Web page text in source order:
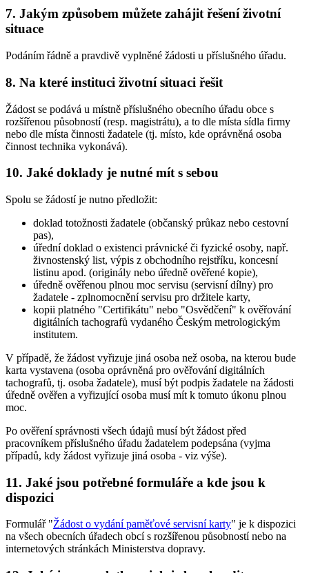
7. Jakým způsobem můžete zahájit řešení životní
situace
Podáním řádně a pravdivě vyplněné žádosti u příslušného úřadu.
8. Na které instituci životní situaci řešit
Žádost se podává u místně příslušného obecního úřadu obce s
rozšířenou působností (resp. magistrátu), a to dle místa sídla firmy
nebo dle místa činnosti žadatele (tj. místo, kde oprávněná osoba
činnost technika vykonává).
10. Jaké doklady je nutné mít s sebou
Spolu se žádostí je nutno předložit:
doklad totožnosti žadatele (občanský průkaz nebo cestovní
pas),
úřední doklad o existenci právnické či fyzické osoby, např.
živnostenský list, výpis z obchodního rejstříku, koncesní
listinu apod. (originály nebo úředně ověřené kopie),
úředně ověřenou plnou moc servisu (servisní dílny) pro
žadatele - zplnomocnění servisu pro držitele karty,
kopii platného "Certifikátu" nebo "Osvědčení" k ověřování
digitálních tachografů vydaného Českým metrologickým
institutem.
V případě, že žádost vyřizuje jiná osoba než osoba, na kterou bude
karta vystavena (osoba oprávněná pro ověřování digitálních
tachografů, tj. osoba žadatele), musí být podpis žadatele na žádosti
úředně ověřen a vyřizující osoba musí mít k tomuto úkonu plnou
moc.
Po ověření správnosti všech údajů musí být žádost před
pracovníkem příslušného úřadu žadatelem podepsána (vyjma
případů, kdy žádost vyřizuje jiná osoba - viz výše).
11. Jaké jsou potřebné formuláře a kde jsou k
dispozici
Formulář "Žádost o vydání paměťové servisní karty" je k dispozici
na všech obecních úřadech obcí s rozšířenou působností nebo na
internetových stránkách Ministerstva dopravy.